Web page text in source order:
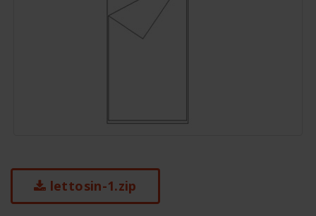
lettosin-1.zip